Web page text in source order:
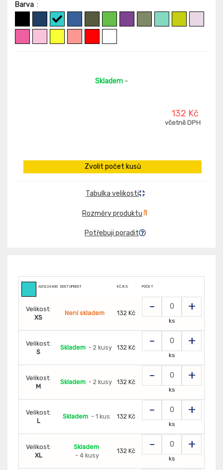
Barva :
Skladem -
132 Kč
včetně DPH
Zvolit počet kusů
Tabulka velikosti
Rozměry produktu
Potřebuji poradit
AD1224400 DOSTUPNOST KČ/KS: POČET
Velikost:
XS
Není skladem 132 Kč - +
ks
Velikost:
S
Skladem - 2 kusy 132 Kč - +
ks
Velikost:
M
Skladem - 2 kusy 132 Kč - +
ks
Velikost:
L
Skladem - 1 kus 132 Kč - +
ks
Velikost:
XL
Skladem
- 4 kusy
132 Kč - +
ks